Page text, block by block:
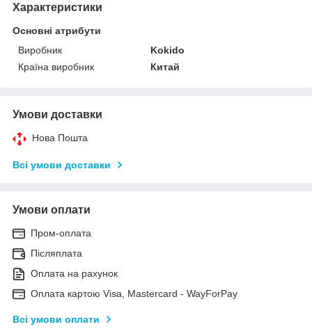
Характеристики
Основні атрибути
Виробник
Kokido
Країна виробник
Китай
Умови доставки
Нова Пошта
Всі умови доставки
Умови оплати
Пром-оплата
Післяплата
Оплата на рахунок
Оплата картою Visa, Mastercard - WayForPay
Всі умови оплати